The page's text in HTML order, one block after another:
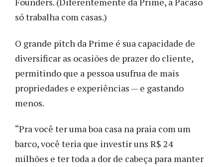
só trabalha com casas.)
O grande pitch da Prime é sua capacidade de
diversificar as ocasiões de prazer do cliente,
permitindo que a pessoa usufrua de mais
propriedades e experiências — e gastando
menos.
“Pra você ter uma boa casa na praia com um
barco, você teria que investir uns R$ 24
milhões e ter toda a dor de cabeça para manter